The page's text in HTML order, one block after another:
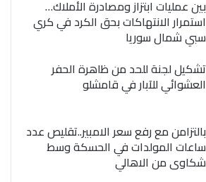
بين عمليات ابتزاز ومصادرة الأملاك…
استمرار الانتهاكات بحق الكرد في كري
سبي شمال سوريا
تشكيل لجنة للحد من ظاهرة الحفر
العشوائي للآبار في قامشلو
بالتزامن مع رفع سعر الامبير..تقليص عدد
ساعات المولدات في الحسكة وسط
شكاوى من الاهالي